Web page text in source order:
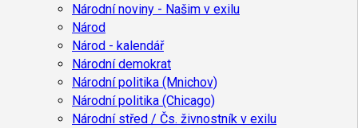
Národní noviny - Našim v exilu
Národ
Národ - kalendář
Národní demokrat
Národní politika (Mnichov)
Národní politika (Chicago)
Národní střed / Čs. živnostník v exilu